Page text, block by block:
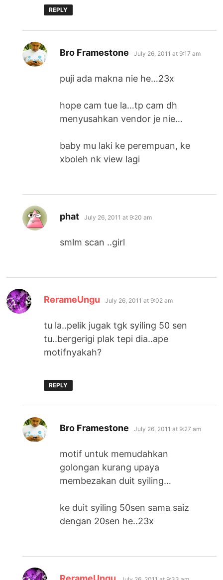
REPLY
Bro Framestone says:
July 26, 2011 at 9:17 am
puji ada makna nie he…23x
hope cam tue la…tp cam dh
menyusahkan vendor je nie…
baby mu laki ke perempuan, ke
xboleh nk view lagi
phat says:
July 26, 2011 at 9:20 am
smlm scan ..girl
RerameUngu says:
July 26, 2011 at 9:02 am
tu la..pelik jugak tgk syiling 50 sen
tu..bergerigi plak tepi dia..ape
motifnyakah?
REPLY
Bro Framestone says:
July 26, 2011 at 9:27 am
motif untuk memudahkan
golongan kurang upaya
membezakan duit syiling…
ke duit syiling 50sen sama saiz
dengan 20sen he..23x
says: